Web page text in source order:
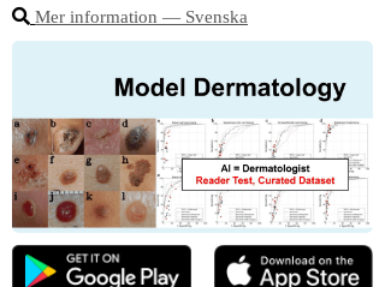
Mer information ― Svenska